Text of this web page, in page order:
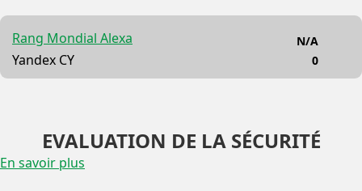
Rang Mondial Alexa
Yandex CY
N/A
0
EVALUATION DE LA SÉCURITÉ
En savoir plus